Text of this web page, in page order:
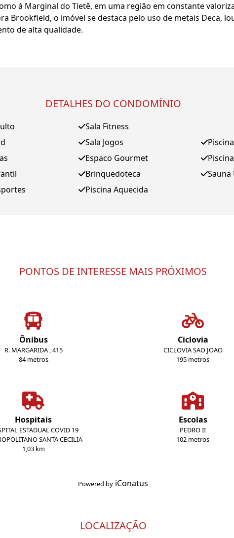
à Marginal do Tietê, em uma região em constante
Brookfield, o imóvel se destaca pelo uso de metais Deca,
de alta qualidade.
DETALHES DO CONDOMÍNIO
Sala Fitness
Sala Jogos
Espaco Gourmet
Brinquedoteca
Piscina Aquecida
Sauna
PONTOS DE INTERESSE MAIS PRÓXIMOS
Ônibus
R. MARGARIDA , 415
84 metros
Ciclovia
CICLOVIA SAO JOAO
195 metros
Hospitais
ESTADUAL COVID 19
SANTA CECILIA
1,03 km
Escolas
PEDRO II
102 metros
Powered by iConatus
LOCALIZAÇÃO